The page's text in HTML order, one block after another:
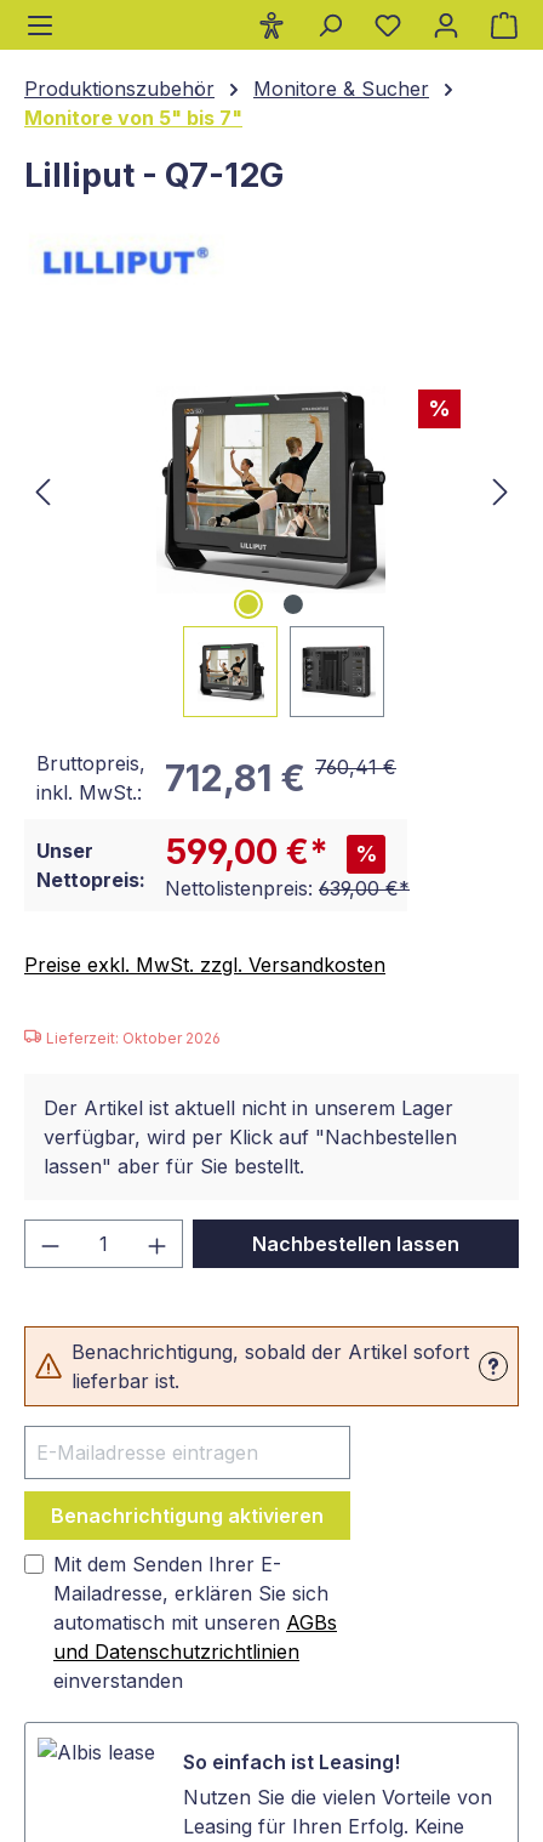
springen
Produktionszubehör
Monitore & Sucher
Monitore von 5" bis 7"
Lilliput - Q7-12G
%
Bruttopreis,
inkl. MwSt.:
712,81 € 760,41 €
Unser
Nettopreis:
599,00 €* %
Nettolistenpreis: 639,00 €*
Preise exkl. MwSt. zzgl. Versandkosten
Lieferzeit: Oktober 2026
Der Artikel ist aktuell nicht in unserem Lager
verfügbar, wird per Klick auf "Nachbestellen
lassen" aber für Sie bestellt.
Produkt Anzahl: Gib denNachbestellen lassen
Benachrichtigung, sobald der Artikel sofort
lieferbar ist.
Benachrichtigung aktivieren
Mit dem Senden Ihrer E-
Mailadresse, erklären Sie sich
automatisch mit unseren AGBs
und Datenschutzrichtlinien
einverstanden
So einfach ist Leasing!
Nutzen Sie die vielen Vorteile von
Leasing für Ihren Erfolg. Keine